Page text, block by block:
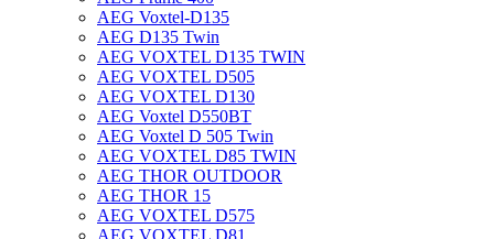
AEG Voxtel-D135
AEG D135 Twin
AEG VOXTEL D135 TWIN
AEG VOXTEL D505
AEG VOXTEL D130
AEG Voxtel D550BT
AEG Voxtel D 505 Twin
AEG VOXTEL D85 TWIN
AEG THOR OUTDOOR
AEG THOR 15
AEG VOXTEL D575
AEG VOXTEL D81